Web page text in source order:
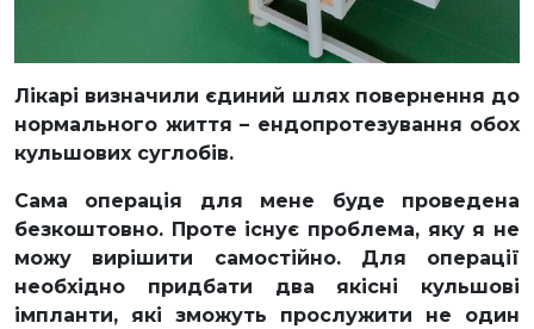
Лікарі визначили єдиний шлях повернення до
нормального життя – ендопротезування обох
кульшових суглобів.
Сама операція для мене буде проведена
безкоштовно. Проте існує проблема, яку я не
можу вирішити самостійно. Для операції
необхідно придбати два якісні кульшові
імпланти, які зможуть прослужити не один